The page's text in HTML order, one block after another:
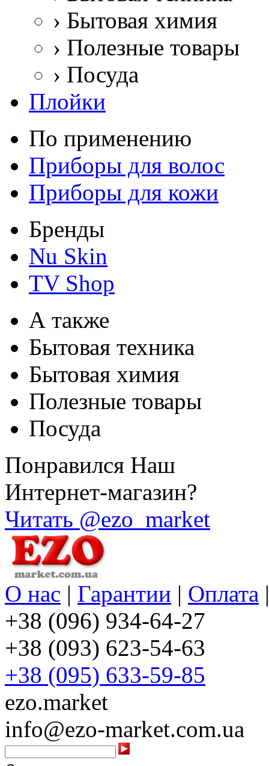
› Бытовая химия
› Полезные товары
› Посуда
Плойки
По применению
Приборы для волос
Приборы для кожи
Бренды
Nu Skin
TV Shop
А также
Бытовая техника
Бытовая химия
Полезные товары
Посуда
Понравился Наш
Интернет-магазин?
Читать @ezo_market
О нас | Гарантии | Оплата
+38 (096) 934-64-27
+38 (093) 623-54-63
+38 (095) 633-59-85
ezo.market
info@ezo-market.com.ua